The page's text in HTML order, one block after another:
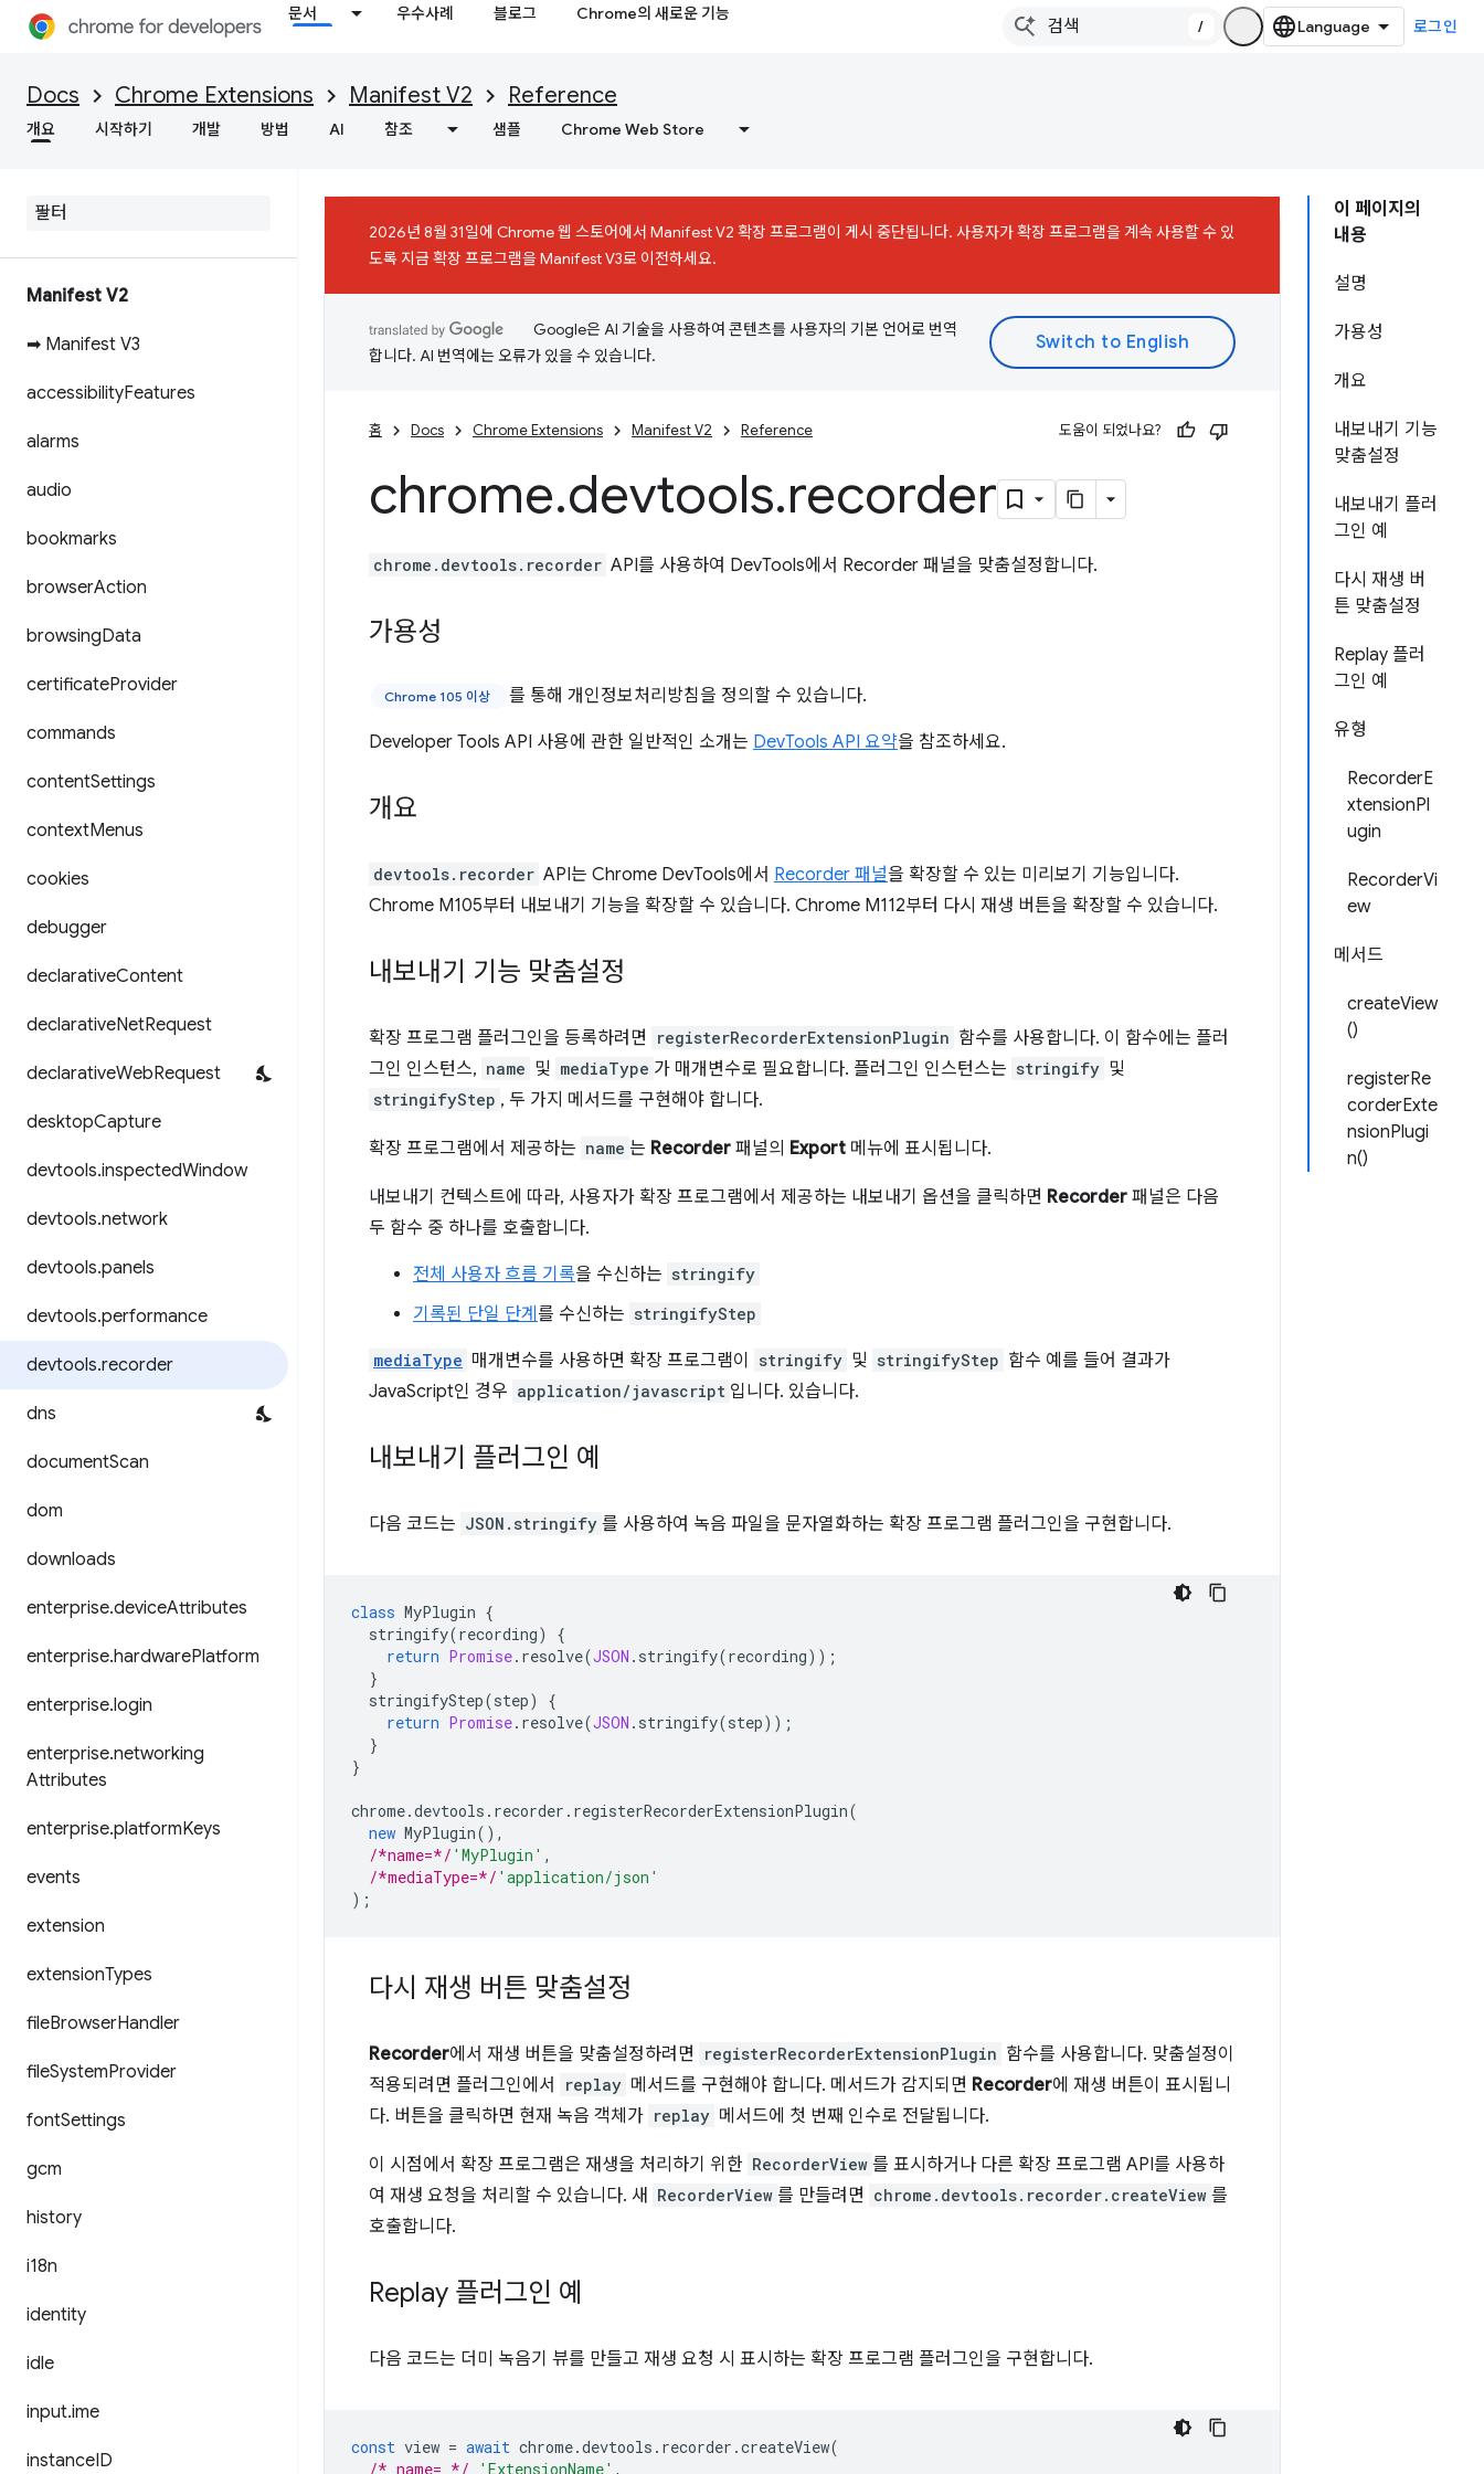
문서 우수사례 블로그 Chrome의 새로운 기능
/ 로그인
Docs Chrome Extensions Manifest V2 Reference
개요 시작하기 개발 방법 AI 참조 샘플 Chrome Web Store
Manifest V2
➡ Manifest V3
accessibilityFeatures
alarms
audio
bookmarks
browserAction
browsingData
certificateProvider
commands
contentSettings
contextMenus
cookies
debugger
declarativeContent
declarativeNetRequest
declarativeWebRequest
desktopCapture
devtools.inspectedWindow
devtools.network
devtools.panels
devtools.performance
devtools.recorder
dns
documentScan
dom
downloads
enterprise.deviceAttributes
enterprise.hardwarePlatform
enterprise.login
enterprise.networking
Attributes
enterprise.platformKeys
events
extension
extensionTypes
fileBrowserHandler
fileSystemProvider
fontSettings
gcm
history
i18n
identity
idle
input.ime
instanceID
이 페이지의
내용
설명
가용성
개요
내보내기 기능
맞춤설정
내보내기 플러
그인 예
다시 재생 버
튼 맞춤설정
Replay 플러
그인 예
유형
RecorderE
xtensionPl
ugin
RecorderVi
ew
메서드
createView
()
registerRe
corderExte
nsionPlugi
n()
2026년 8월 31일에 Chrome 웹 스토어에서 Manifest V2 확장 프로그램이 게시 중단됩니다. 사용자가 확장 프로그램을 계속 사용할 수 있
도록 지금 확장 프로그램을 Manifest V3로 이전하세요.
Google은 AI 기술을 사용하여 콘텐츠를 사용자의 기본 언어로 번역
합니다. AI 번역에는 오류가 있을 수 있습니다.
홈 Docs Chrome Extensions Manifest V2 Reference 도움이 되었나요?
chrome.devtools.recorder
chrome.devtools.recorder API를 사용하여 DevTools에서 Recorder 패널을 맞춤설정합니다.
가용성
Chrome 105 이상 를 통해 개인정보처리방침을 정의할 수 있습니다.
Developer Tools API 사용에 관한 일반적인 소개는 DevTools API 요약을 참조하세요.
개요
devtools.recorder API는 Chrome DevTools에서 Recorder 패널을 확장할 수 있는 미리보기 기능입니다.
Chrome M105부터 내보내기 기능을 확장할 수 있습니다. Chrome M112부터 다시 재생 버튼을 확장할 수 있습니다.
내보내기 기능 맞춤설정
확장 프로그램 플러그인을 등록하려면 registerRecorderExtensionPlugin 함수를 사용합니다. 이 함수에는 플러
그인 인스턴스, name 및 mediaType 가 매개변수로 필요합니다. 플러그인 인스턴스는 stringify 및
stringifyStep , 두 가지 메서드를 구현해야 합니다.
확장 프로그램에서 제공하는 name 는 Recorder 패널의 Export 메뉴에 표시됩니다.
내보내기 컨텍스트에 따라, 사용자가 확장 프로그램에서 제공하는 내보내기 옵션을 클릭하면 Recorder 패널은 다음
두 함수 중 하나를 호출합니다.
전체 사용자 흐름 기록을 수신하는 stringify
기록된 단일 단계 를 수신하는 stringifyStep
mediaType 매개변수를 사용하면 확장 프로그램이 stringify 및 stringifyStep 함수 예를 들어 결과가
JavaScript인 경우 application/javascript 입니다. 있습니다.
내보내기 플러그인 예
다음 코드는 JSON.stringify 를 사용하여 녹음 파일을 문자열화하는 확장 프로그램 플러그인을 구현합니다.
class MyPlugin {
stringify(recording)
{
return Promise. resolve(JSON . stringify(recording));
}
stringifyStep(step)
{
return Promise. resolve(JSON . stringify(step));
}
}
chrome.devtools . recorder . registerRecorderExtensionPlugin(
new MyPlugin(),
/*name=*/ 'MyPlugin' ,
/*mediaType=*/ 'application/json'
);
다시 재생 버튼 맞춤설정
Recorder에서 재생 버튼을 맞춤설정하려면 registerRecorderExtensionPlugin 함수를 사용합니다. 맞춤설정이
적용되려면 플러그인에서
replay 메서드를 구현해야 합니다. 메서드가 감지되면 Recorder에 재생 버튼이 표시됩니
다. 버튼을 클릭하면 현재 녹음 객체가 replay 메서드에 첫 번째 인수로 전달됩니다.
이 시점에서 확장 프로그램은 재생을 처리하기 위한 RecorderView 를 표시하거나 다른 확장 프로그램 API를 사용하
여 재생 요청을 처리할 수 있습니다. 새
RecorderView 를 만들려면 chrome.devtools.recorder.createView 를
호출합니다.
Replay 플러그인 예
다음 코드는 더미 녹음기 뷰를 만들고 재생 요청 시 표시하는 확장 프로그램 플러그인을 구현합니다.
const view = await chrome.devtools . recorder .createView(
/* name= */
'ExtensionName' ,